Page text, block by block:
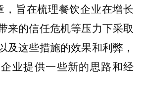
，旨在梳理餐饮企业在增长
来的信任危机等压力下采取
及这些措施的效果和利弊，
业提供一些新的思路和经